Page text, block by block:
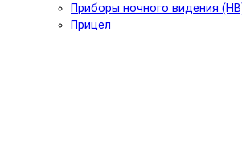
Приборы ночного видения
Прицел